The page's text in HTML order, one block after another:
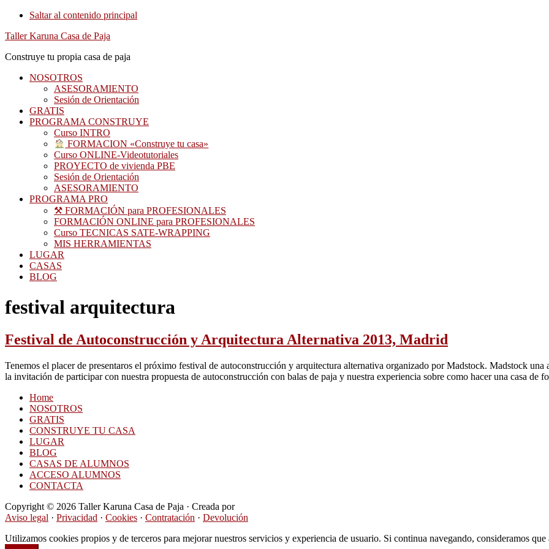
Saltar al contenido principal
Taller Karuna Casa de Paja
Construye tu propia casa de paja
NOSOTROS
ASESORAMIENTO
Sesión de Orientación
GRATIS
PROGRAMA CONSTRUYE
Curso INTRO
FORMACION «Construye tu casa»
Curso ONLINE-Videotutoriales
PROYECTO de vivienda PBE
Sesión de Orientación
ASESORAMIENTO
PROGRAMA PRO
⚒ FORMACIÓN para PROFESIONALES
FORMACIÓN ONLINE para PROFESIONALES
Curso TECNICAS SATE-WRAPPING
MIS HERRAMIENTAS
LUGAR
CASAS
BLOG
festival arquitectura
Festival de Autoconstrucción y Arquitectura Alternativa 2013, Madrid
Tenemos el placer de presentaros el próximo festival de autoconstrucción y arquitectura alternativa organizado por Madstock. Madstock
la invitación de participar con nuestra propuesta de autoconstrucción con balas de paja y nuestra experiencia sobre como hacer una casa
Home
NOSOTROS
GRATIS
CONSTRUYE TU CASA
LUGAR
BLOG
CASAS DE ALUMNOS
ACCESO ALUMNOS
CONTACTA
Copyright © 2026 Taller Karuna Casa de Paja · Creada por
Aviso legal · Privacidad · Cookies · Contratación · Devolución
Utilizamos cookies propios y de terceros para mejorar nuestros servicios y experiencia de usuario. Si continua navegando, consideramos